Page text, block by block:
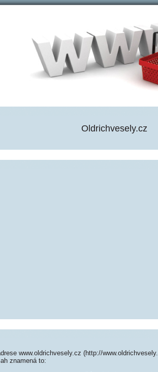
Oldrichvesely.cz
www.oldrichvesely.cz (http://
znamená to: